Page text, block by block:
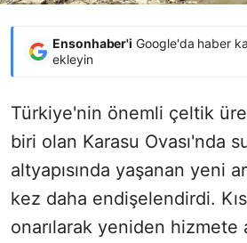
Ensonhaber'i Google'da haber
ekleyin
Türkiye'nin önemli çeltik
biri olan Karasu Ovası'nda
altyapısında yaşanan yeni
kez daha endişelendirdi.
onarılarak yeniden hizmete